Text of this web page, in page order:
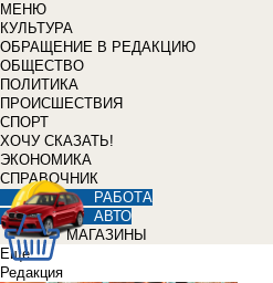
МЕНЮ
КУЛЬТУРА
ОБРАЩЕНИЕ В РЕДАКЦИЮ
ОБЩЕСТВО
ПОЛИТИКА
ПРОИСШЕСТВИЯ
СПОРТ
ХОЧУ СКАЗАТЬ!
ЭКОНОМИКА
СПРАВОЧНИК
РАБОТА
АВТО
МАГАЗИНЫ
Еще
Редакция